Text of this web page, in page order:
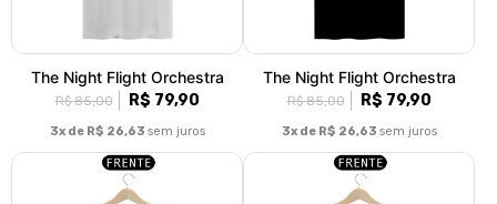
The Night Flight Orchestra
R$ 85,00 R$ 79,90
3x de R$ 26,63 sem juros
The Night Flight Orchestra
R$ 85,00 R$ 79,90
3x de R$ 26,63 sem juros